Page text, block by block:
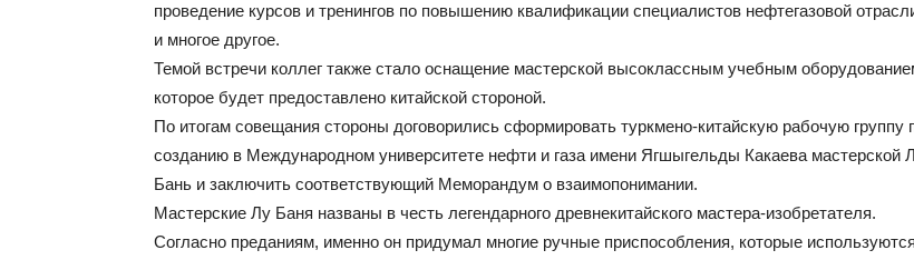
проведение курсов и тренингов по повышению квалификации специалистов нефтегазовой
и многое другое.
Темой встречи коллег также стало оснащение мастерской высоклассным учебным
которое будет предоставлено китайской стороной.
По итогам совещания стороны договорились сформировать туркмено-китайскую рабочую группу
созданию в Международном университете нефти и газа имени Ягшыгельды Какаева мастерской
Бань и заключить соответствующий Меморандум о взаимопонимании.
Мастерские Лу Баня названы в честь легендарного древнекитайского мастера-изобретателя.
Согласно преданиям, именно он придумал многие ручные приспособления, которые используются